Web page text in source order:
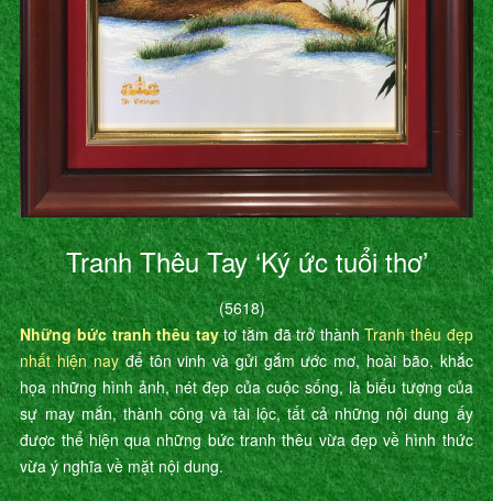
Tranh Thêu Tay ‘Ký ức tuổi thơ’
(5618)
Những bức tranh thêu taytơ tằm đã trở thànhTranh thêu đẹp
nhất hiện nayđể tôn vinh và gửi gắm ước mơ, hoài bão, khắc
họa những hình ảnh, nét đẹp của cuộc sống, là biểu tượng của
sự may mắn, thành công và tài lộc, tất cả những nội dung ấy
được thể hiện qua những bức tranh thêu vừa đẹp về hình thức
vừa ý nghĩa về mặt nội dung.